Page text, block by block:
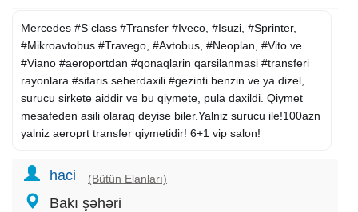
Mercedes #S class #Transfer #Iveco, #Isuzi, #Sprinter,
#Mikroavtobus #Travego, #Avtobus, #Neoplan, #Vito ve
#Viano #aeroportdan #qonaqlarin qarsilanmasi #transferi
rayonlara #sifaris seherdaxili #gezinti benzin ve ya dizel,
surucu sirkete aiddir ve bu qiymete, pula daxildi. Qiymet
mesafeden asili olaraq deyise biler.Yalniz surucu ile!100azn
yalniz aeroprt transfer qiymetidir! 6+1 vip salon!
haci (Bütün Elanları)
Bakı şəhəri